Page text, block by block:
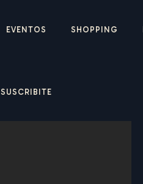
EVENTOS SHOPPING
SUSCRIBITE